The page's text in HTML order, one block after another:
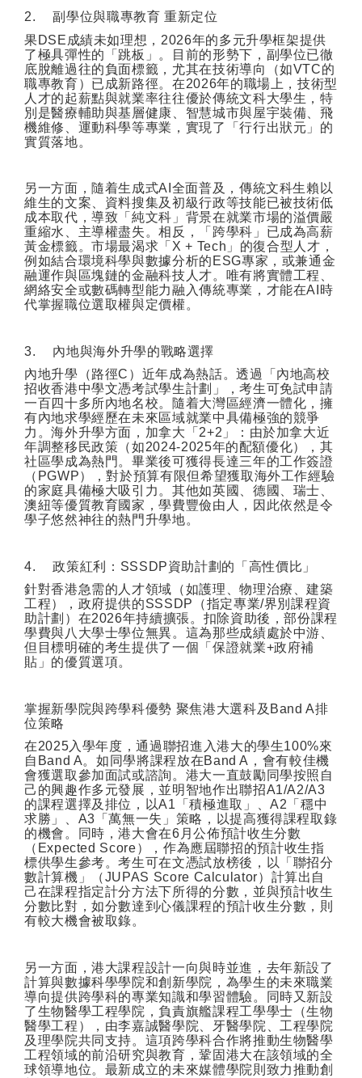
2. 副學位與職專教育 重新定位
果DSE 成績未如理想， 2026年的多元升學框架提供
了極具彈性的「跳板」。目前的形勢下，副學位已徹
底脫離過往的負面標籤，尤其在技術導向（如VTC的
職專教育）已成新路徑。在2026年的職場上，技術型
人才的起薪點與就業率往往優於傳統文科大學生，特
別是醫療輔助與基層健康、智慧城市與屋宇裝備、飛
機維修、運動科學等專業，實現了「行行出狀元」的
實質落地。
另一方面，隨着生成式AI 全面普及，傳統文科生賴以
維生的文案、資料搜集及初級行政等技能已被技術低
成本取代，導致「純文科」背景在就業市場的溢價嚴
重縮水、主導權盡失。相反，「跨學科」已成為高薪
黃金標籤。市場最渴求「 X + Tech 」的復合型人才，
例如結合環境科學與數據分析的 ESG專家，或兼通金
融運作與區塊鏈的金融科技人才。唯有將實體工程、
網絡安全或數碼轉型能力融入傳統專業，才能在AI 時
代掌握職位選取權與定價權。
3.
內地與海外升學的戰略選擇
內地升學（路徑C ）近年成為熱話。透過「內地高校
招收香港中學文憑考試學生計劃」，考生可免試申請
一百四十多所內地名校。隨着大灣區經濟一體化，擁
有內地求學經歷在未來區域就業中具備極強的競爭
力。海外升學方面，加拿大「 2+2 」：由於加拿大近
年調整移民政策（如2024-2025年的配額優化），其
社區學成為熱門。畢業後可獲得長達三年的工作簽證
（ PGWP），對於預算有限但希望獲取海外工作經驗
的家庭具備極大吸引力。其他如英國、德國、瑞士、
澳紐等優質教育國家，學費豐儉由人，因此依然是令
學子悠然神往的熱門升學地。
4. 政策紅利： SSSDP資助計劃的「高性價比」
針對香港急需的人才領域（如護理、物理治療、建築
工程），政府提供的SSSDP （指定專業/界別課程資
助計劃）在2026年持續擴張。扣除資助後，部份課程
學費與八大學士學位無異。這為那些成績處於中游、
但目標明確的考生提供了一個「保證就業+政府補
貼」的優質選項。
掌握新學院與跨學科優勢 聚焦港大選科及 Band A排
位策略
在2025入學年度，通過聯招進入港大的學生100%來
自 Band A。如同學將課程放在Band A ，會有較佳機
會獲選取參加面試或諮詢。港大一直鼓勵同學按照自
己的興趣作多元發展，並明智地作出聯招A1/A2/A3
的課程選擇及排位，以A1 「積極進取」、A2 「穩中
求勝」、 A3 「萬無一失」策略，以提高獲得課程取錄
的機會。同時，港大會在6 月公佈預計收生分數
（ Expected Score），作為應屆聯招的預計收生指
標供學生參考。考生可在文憑試放榜後，以「聯招分
數計算機」（JUPAS Score Calculator）計算出自
己在課程指定計分方法下所得的分數，並與預計收生
分數比對，如分數達到心儀課程的預計收生分數，則
有較大機會被取錄。
另一方面，港大課程設計一向與時並進，去年新設了
計算與數據科學學院和創新學院，為學生的未來職業
導向提供跨學科的專業知識和學習體驗。同時又新設
了生物醫學工程學院，負責旗艦課程工學學士（生物
醫學工程），由李嘉誠醫學院、牙醫學院、工程學院
及理學院共同支持。這項跨學科合作將推動生物醫學
工程領域的前沿研究與教育，鞏固港大在該領域的全
球領導地位。最新成立的未來媒體學院則致力推動創